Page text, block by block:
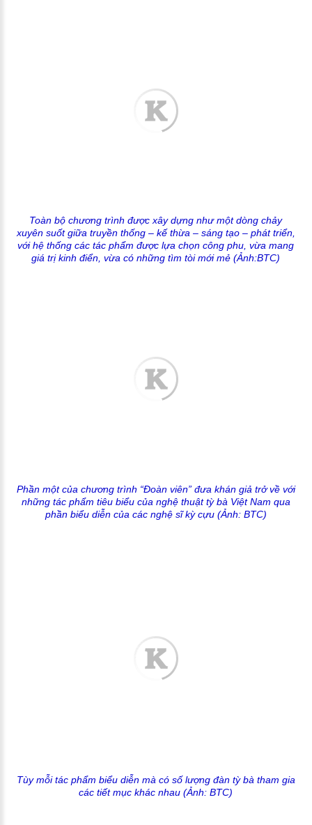
Toàn bộ chương trình được xây dựng như một dòng chảy
xuyên suốt giữa truyền thống – kế thừa – sáng tạo – phát triển,
với hệ thống các tác phẩm được lựa chọn công phu, vừa mang
giá trị kinh điển, vừa có những tìm tòi mới mẻ (Ảnh:BTC)
Phần một của chương trình “Đoàn viên” đưa khán giả trở về với
những tác phẩm tiêu biểu của nghệ thuật tỳ bà Việt Nam qua
phần biểu diễn của các nghệ sĩ kỳ cựu (Ảnh: BTC)
Tùy mỗi tác phẩm biểu diễn mà có số lượng đàn tỳ bà tham gia
các tiết mục khác nhau (Ảnh: BTC)